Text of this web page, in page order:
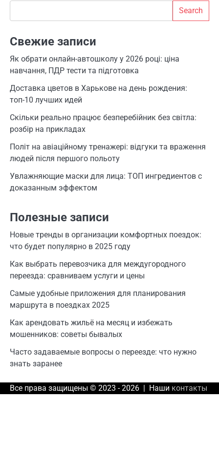
Search
Свежие записи
Як обрати онлайн-автошколу у 2026 році: ціна
навчання, ПДР тести та підготовка
Доставка цветов в Харькове на день рождения:
топ-10 лучших идей
Скільки реально працює безперебійник без світла:
розбір на прикладах
Політ на авіаційному тренажері: відгуки та враження
людей після першого польоту
Увлажняющие маски для лица: ТОП ингредиентов с
доказанным эффектом
Полезные записи
Новые тренды в организации комфортных поездок:
что будет популярно в 2025 году
Как выбрать перевозчика для междугородного
переезда: сравниваем услуги и цены
Самые удобные приложения для планирования
маршрута в поездках 2025
Как арендовать жильё на месяц и избежать
мошенников: советы бывалых
Часто задаваемые вопросы о переезде: что нужно
знать заранее
Все права защищены © 2023 - 2026 | Наши контакты